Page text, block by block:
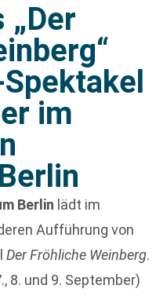
„Der
im
Berlin lädt im
Aufführung von
Der Fröhliche Weinberg.
8. und 9. September)